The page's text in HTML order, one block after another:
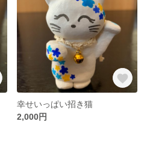
幸せいっぱい招き猫
2,000円